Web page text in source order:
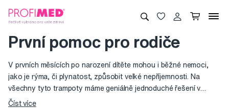
První pomoc pro rodiče
V prvních měsících po narození dítěte mohou i běžné nemoci,
jako je rýma, či plynatost, způsobit velké nepříjemnosti. Na
všechny tyto trampoty máme geniálně jednoduché řešení v
podobě produktů značky Fridababy. A pro případ, že se
Číst více